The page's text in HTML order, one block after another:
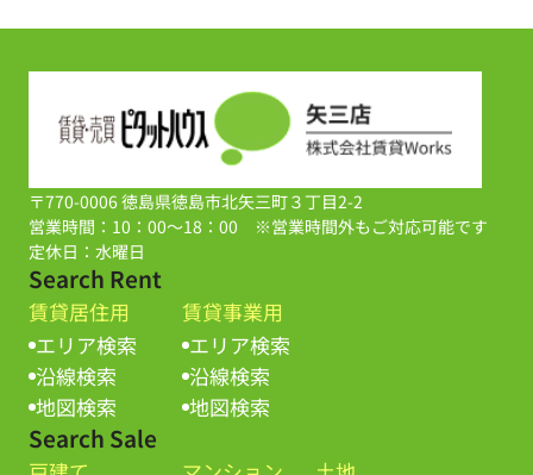
〒770-0006 徳島県徳島市北矢三町３丁目2-2
営業時間：10：00～18：00 ※営業時間外もご対応可能です
定休日：水曜日
Search Rent
賃貸居住用
エリア検索
沿線検索
地図検索
賃貸事業用
エリア検索
沿線検索
地図検索
Search Sale